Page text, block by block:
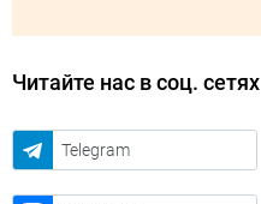
Читайте нас в соц. сетях
Telegram